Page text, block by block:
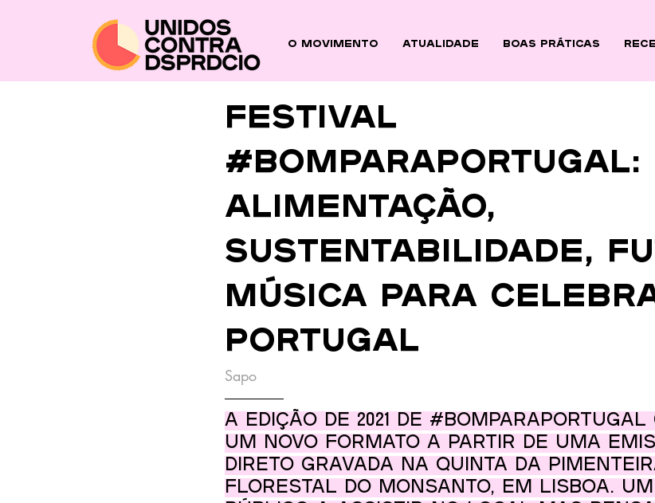
O Movimento ATUALIDADE BOAS PRÁTICAS
festival
#BomParaPortugal:
Alimentação,
sustentabilidade,
música para
PortugAL
Sapo
A edição de 2021 de #BomParaPortugal
um novo formato a partir de uma
direto gravada na Quinta da
Florestal do Monsanto, em Lisboa.